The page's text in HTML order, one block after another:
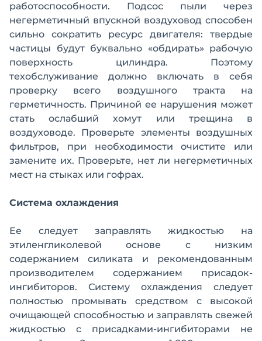
работоспособности. Подсос пыли через
негерметичный впускной воздуховод способен
сильно сократить ресурс двигателя: твердые
частицы будут буквально «обдирать» рабочую
поверхность цилиндра. Поэтому
техобслуживание должно включать в себя
проверку всего воздушного тракта на
герметичность. Причиной ее нарушения может
стать ослабший хомут или трещина в
воздуховоде. Проверьте элементы воздушных
фильтров, при необходимости очистите или
замените их. Проверьте, нет ли негерметичных
мест на стыках или гофрах.
Система охлаждения
Ее следует заправлять жидкостью на
этиленгликолевой основе с низким
содержанием силиката и рекомендованным
производителем содержанием присадок-
ингибиторов. Систему охлаждения следует
полностью промывать средством с высокой
очищающей способностью и заправлять свежей
жидкостью с присадками-ингибиторами не